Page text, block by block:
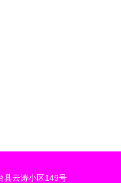
县云涛小区149号